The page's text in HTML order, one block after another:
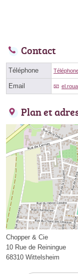
Contact
Téléphone
Email
Plan et
Chopper & Cie
10 Rue de Reiningue
68310 Wittelsheim